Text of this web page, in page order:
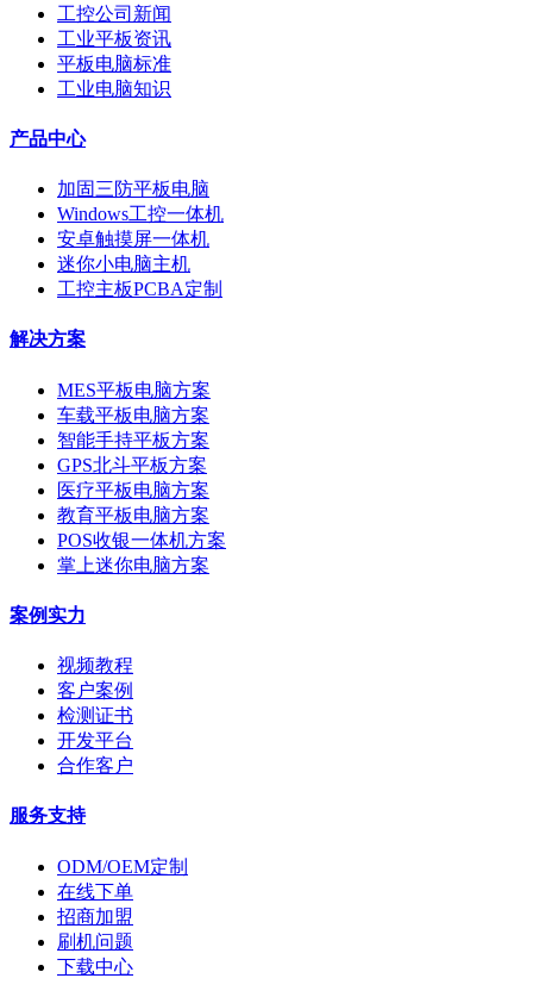
工控公司新闻
工业平板资讯
平板电脑标准
工业电脑知识
产品中心
加固三防平板电脑
Windows工控一体机
安卓触摸屏一体机
迷你小电脑主机
工控主板PCBA定制
解决方案
MES平板电脑方案
车载平板电脑方案
智能手持平板方案
GPS北斗平板方案
医疗平板电脑方案
教育平板电脑方案
POS收银一体机方案
掌上迷你电脑方案
案例实力
视频教程
客户案例
检测证书
开发平台
合作客户
服务支持
ODM/OEM定制
在线下单
招商加盟
刷机问题
下载中心